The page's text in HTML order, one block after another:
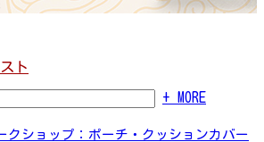
ト
+ MORE
クショップ：ポーチ・クッションカバー